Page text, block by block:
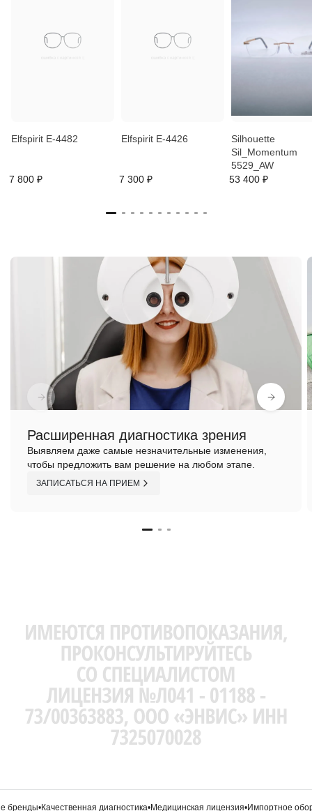
Elfspirit E-4482
7 800 ₽
Elfspirit E-4426
7 300 ₽
Silhouette
Sil_Momentum
5529_AW
53 400 ₽
Расширенная диагностика зрения
Выявляем даже самые незначительные изменения,
чтобы предложить вам решение на любом этапе.
ЗАПИСАТЬСЯ НА ПРИЕМ
•Качественная диагностика•Медицинская лицензия•Импортное